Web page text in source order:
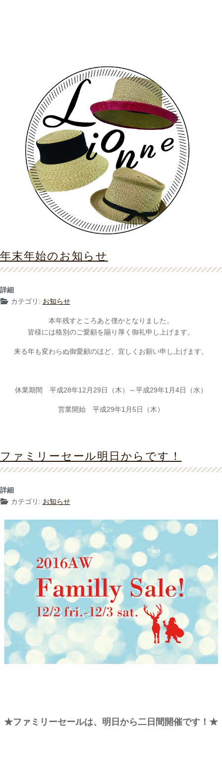
年末年始のお知らせ
詳細
カテゴリ: お知らせ
本年残すところあと僅かとなりました。
皆様には格別のご愛顧を賜り厚く御礼申し上げます。
来る年も変わらぬ御愛顧のほど、宜しくお願い申し上げます。
休業期間 平成28年12月29日（木）～平成29年1月4日（水）
営業開始 平成29年1月5日（木）
ファミリーセール明日からです！
詳細
カテゴリ: お知らせ
★ファミリーセールは、明日から二日間開催です！★